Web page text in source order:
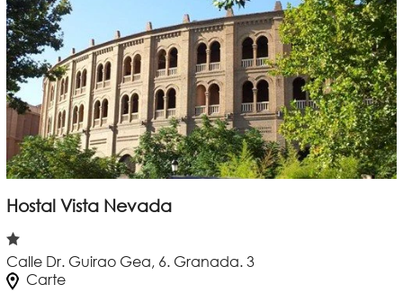
Hostal Vista Nevada
Calle Dr. Guirao Gea, 6. Granada. 3
Carte